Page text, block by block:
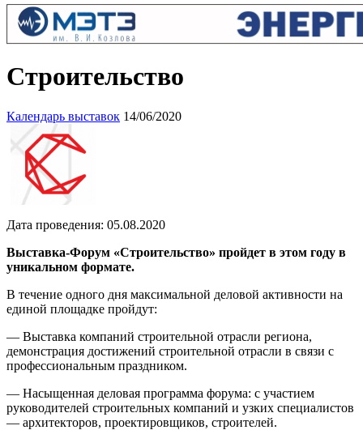
Строительство
Календарь выставок 14/06/2020
Дата проведения: 05.08.2020
Выставка-Форум «Строительство» пройдет в этом году в
уникальном формате.
В течение одного дня максимальной деловой активности на
единой площадке пройдут:
— Выставка компаний строительной отрасли региона,
демонстрация достижений строительной отрасли в связи с
профессиональным праздником.
— Насыщенная деловая программа форума: с участием
руководителей строительных компаний и узких специалистов
— архитекторов, проектировщиков, строителей.